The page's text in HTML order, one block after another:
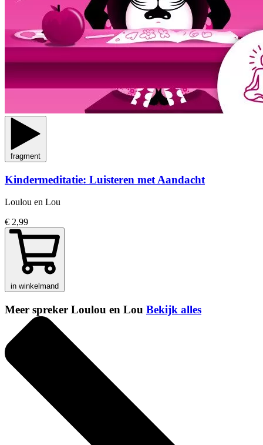
fragment
Kindermeditatie: Luisteren met Aandacht
Loulou en Lou
€ 2,99
in winkelmand
Meer spreker Loulou en Lou Bekijk alles